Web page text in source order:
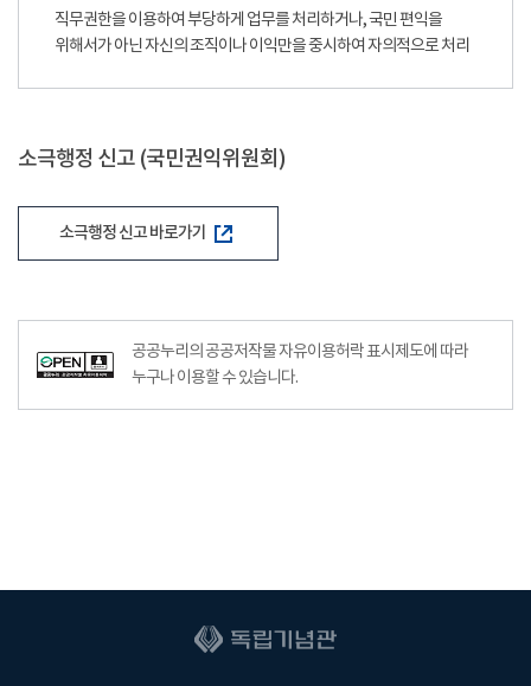
직무권한을 이용하여 부당하게 업무를 처리하거나, 국민 편익을
위해서가 아닌 자신의 조직이나 이익만을 중시하여 자의적으로 처리
소극행정 신고 (국민권익위원회)
소극행정 신고 바로가기
공공누리의 공공저작물 자유이용허락 표시제도에 따라
누구나 이용할 수 있습니다.